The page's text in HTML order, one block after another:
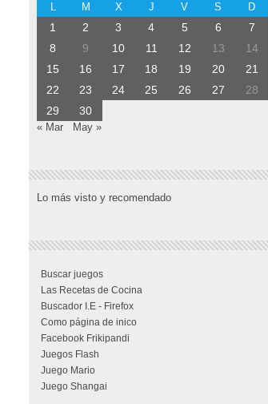
L
M X J V S D
1 2 3 4 5 6
7
8
9 10 11 12 13
14
15
16 17 18 19 20
21
22
23 24 25 26 27
28
29
30
« Mar May »
Lo más visto y recomendado
Buscar juegos
Las Recetas de Cocina
Buscador I.E - Firefox
Como página de inico
Facebook Frikipandi
Juegos Flash
Juego Mario
Juego Shangai